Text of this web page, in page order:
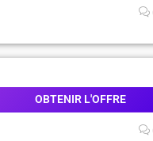
OBTENIR L'OFFRE